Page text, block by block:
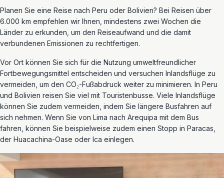
Planen Sie eine Reise nach Peru oder Bolivien? Bei Reisen über
6.000 km empfehlen wir Ihnen, mindestens zwei Wochen die
Länder zu erkunden, um den Reiseaufwand und die damit
verbundenen Emissionen zu rechtfertigen.
Vor Ort können Sie sich für die Nutzung umweltfreundlicher
Fortbewegungsmittel entscheiden und versuchen Inlandsflüge zu
vermeiden, um den CO₂-Fußabdruck weiter zu minimieren. In Peru
und Bolivien reisen Sie viel mit Touristenbusse. Viele Inlandsflüge
können Sie zudem vermeiden, indem Sie längere Busfahren auf
sich nehmen. Wenn Sie von Lima nach Arequipa mit dem Bus
fahren, können Sie beispielweise zudem einen Stopp in Paracas,
der Huacachina-Oase oder Ica einlegen.